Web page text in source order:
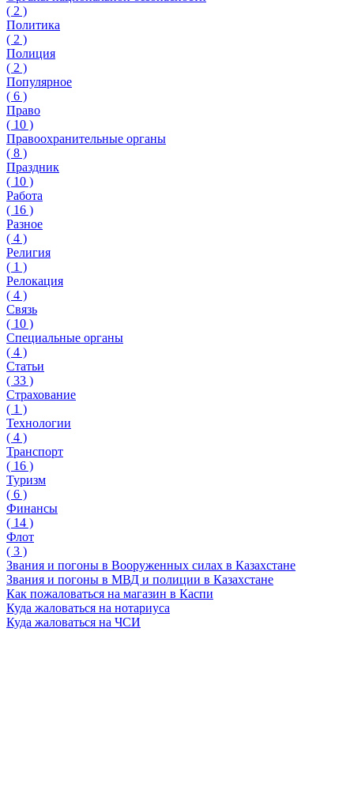
( 2 )
Политика
( 2 )
Полиция
( 2 )
Популярное
( 6 )
Право
( 10 )
Правоохранительные органы
( 8 )
Праздник
( 10 )
Работа
( 16 )
Разное
( 4 )
Религия
( 1 )
Релокация
( 4 )
Связь
( 10 )
Специальные органы
( 4 )
Статьи
( 33 )
Страхование
( 1 )
Технологии
( 4 )
Транспорт
( 16 )
Туризм
( 6 )
Финансы
( 14 )
Флот
( 3 )
Звания и погоны в Вооруженных силах в Казахстане
Звания и погоны в МВД и полиции в Казахстане
Как пожаловаться на магазин в Каспи
Куда жаловаться на нотариуса
Куда жаловаться на ЧСИ